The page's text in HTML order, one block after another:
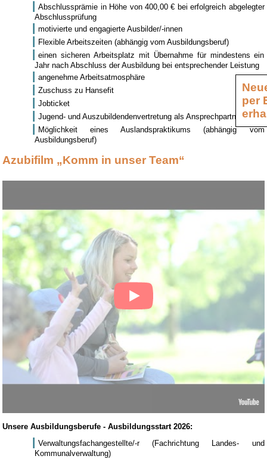
Abschlussprämie in Höhe von 400,00 € bei erfolgreich abgelegter
Abschlussprüfung
motivierte und engagierte Ausbilder/-innen
Flexible Arbeitszeiten (abhängig vom Ausbildungsberuf)
einen sicheren Arbeitsplatz mit Übernahme für mindestens ein
Jahr nach Abschluss der Ausbildung bei entsprechender Leistung
angenehme Arbeitsatmosphäre
Zuschuss zu Hansefit
Jobticket
Jugend- und Auszubildendenvertretung als Ansprechpartner
Möglichkeit eines Auslandspraktikums (abhängig vom
Ausbildungsberuf)
Azubifilm „Komm in unser Team“
Unsere Ausbildungsberufe - Ausbildungsstart 2026:
Verwaltungsfachangestellte/-r (Fachrichtung Landes- und
Kommunalverwaltung)
per